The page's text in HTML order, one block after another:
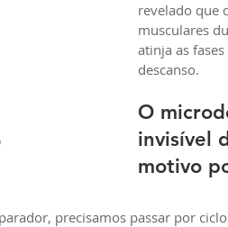
revelado que
musculares
atinja as
descanso.
O
invisível
motivo
precisamos passar por